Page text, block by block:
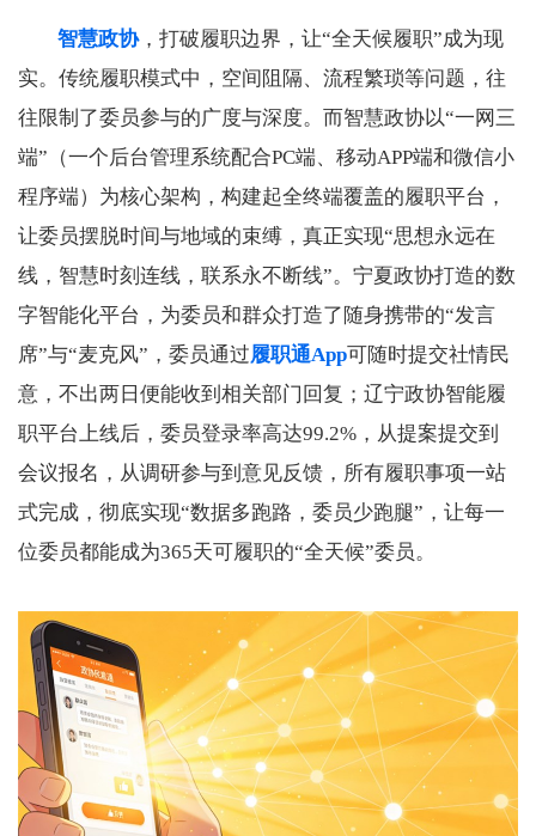
智慧政协，打破履职边界，让“全天候履职”成为现
实。传统履职模式中，空间阻隔、流程繁琐等问题，往
往限制了委员参与的广度与深度。而智慧政协以“一网三
端”（一个后台管理系统配合PC端、移动APP端和微信小
程序端）为核心架构，构建起全终端覆盖的履职平台，
让委员摆脱时间与地域的束缚，真正实现“思想永远在
线，智慧时刻连线，联系永不断线”。宁夏政协打造的数
字智能化平台，为委员和群众打造了随身携带的“发言
席”与“麦克风”，委员通过履职通App可随时提交社情民
意，不出两日便能收到相关部门回复；辽宁政协智能履
职平台上线后，委员登录率高达99.2%，从提案提交到
会议报名，从调研参与到意见反馈，所有履职事项一站
式完成，彻底实现“数据多跑路，委员少跑腿”，让每一
位委员都能成为365天可履职的“全天候”委员。